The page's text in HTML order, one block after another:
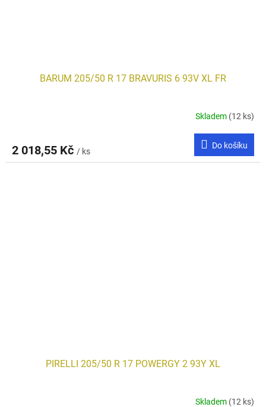
BARUM 205/50 R 17 BRAVURIS 6 93V XL FR
Skladem (12 ks)
2 018,55 Kč / ks
Do košíku
PIRELLI 205/50 R 17 POWERGY 2 93Y XL
Skladem (12 ks)